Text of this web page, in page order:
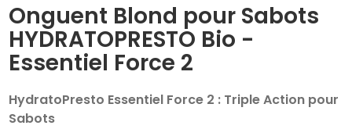
Onguent Blond pour Sabots
HYDRATOPRESTO Bio -
Essentiel Force 2
HydratoPresto Essentiel Force 2 : Triple Action pour
Sabots